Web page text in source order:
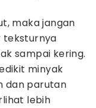
maka jangan
teksturnya
sampai kering.
minyak
dan parutan
lebih